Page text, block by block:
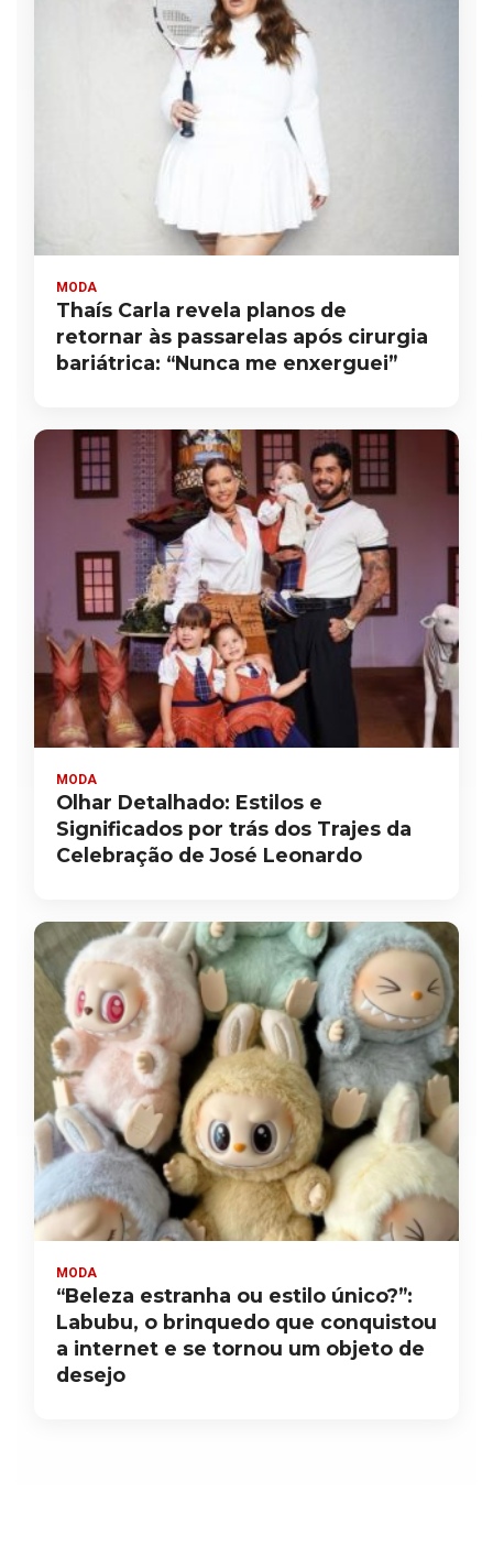
MODA
Thaís Carla revela planos de
retornar às passarelas após cirurgia
bariátrica: “Nunca me enxerguei”
MODA
Olhar Detalhado: Estilos e
Significados por trás dos Trajes da
Celebração de José Leonardo
MODA
“Beleza estranha ou estilo único?”:
Labubu, o brinquedo que conquistou
a internet e se tornou um objeto de
desejo